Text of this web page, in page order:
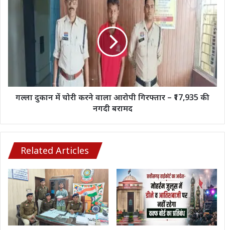
–
₹17,935
गल्ला दुकान में चोरी करने वाला आरोपी गिरफ्तार – ₹17,935 की
नगदी बरामद
Related Articles